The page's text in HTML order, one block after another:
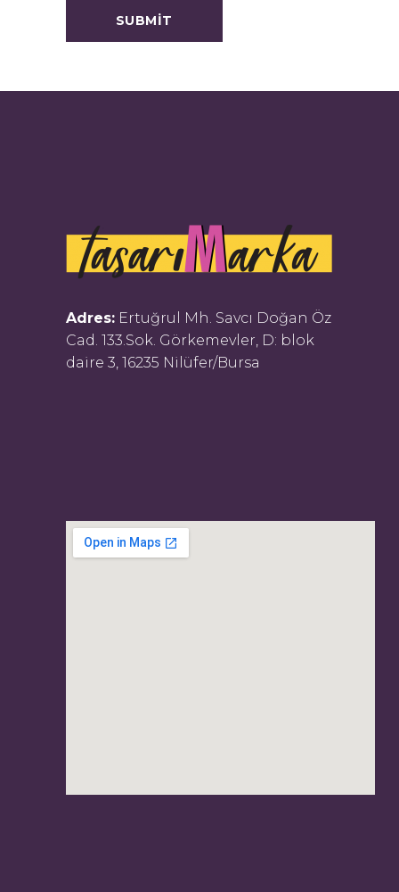
Adres: Ertuğrul Mh. Savcı Doğan Öz
Cad. 133.Sok. Görkemevler, D: blok
daire 3, 16235 Nilüfer/Bursa